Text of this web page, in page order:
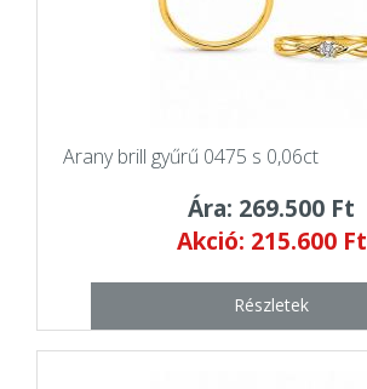
Arany brill gyűrű 0475 s 0,06ct
Ára: 269.500 Ft
Akció: 215.600 Ft
Részletek